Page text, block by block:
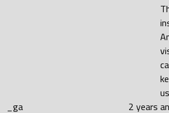
_ga 2 years